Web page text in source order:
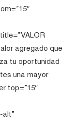
agregado que
tu oportunidad
una mayor
top=”15″
alt”